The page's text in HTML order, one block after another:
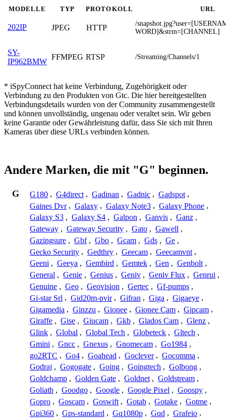
MODELLE TYP PROTOKOLL URL
202IP JPEG HTTP
/
WORD]&strm=[CHANNEL]
SY-
IP962BMW
FFMPEG RTSP /Streaming/Channels/1
* iSpyConnect hat keine Verbindung, Zugehörigkeit oder
Verbindung zu den Produkten von Gtc. Die hier bereitgestellten
Verbindungsdetails wurden von der Community zusammengestellt
und können unvollständig, ungenau oder veraltet sein. Wir geben
keine Garantie oder Gewährleistung dafür, dass Sie sich mit Ihren
Kameras über diese URLs verbinden können.
Andere Marken, die mit "G" beginnen.
G G180 , G4direct , Gadinan , Gadnic , Gadspot ,
Gaines Dvr , Galaxy , Galaxy Note3 , Galaxy Phone ,
Galaxy S3 , Galaxy S4 , Galpon , Ganvis , Ganz ,
Gateway , Gateway Security , Gato , Gawell ,
Gazingsure , Gbf , Gbo , Gcam , Gds , Ge ,
Gecko Security , Gedthry , Geecam , Geecamvnt ,
Geeni , Geeya , Gembird , Gemtek , Gen , Genbolt ,
General , Genie , Genius , Geniv , Geniv Flux , Genrui ,
Genuine , Geo , Geovision , Gertec , Gf-pumps ,
Gi-star Srl , Gid20m-pvir , Gifran , Giga , Gigaeye ,
Gigamedia , Ginzzu , Gionee , Gionee Cam , Gipcam ,
Giraffe , Gise , Giucam , Gkb , Glados Cam , Glenz ,
Glink , Global , Global Tech , Globeteck , Gltech ,
Gmini , Gncc , Gnexus , Gnomecam , Go1984 ,
go2RTC , Go4 , Goahead , Goclever , Gocomma ,
Godraj , Gogogate , Going , Goingtech , Golbong ,
Goldchamp , Golden Gate , Goldnet , Goldstream ,
Goliath , Goodgo , Google , Google Pixel , Goospy ,
Gopro , Goscam , Goswift , Gotab , Gotake , Gotme ,
Gpi360 , Gps-standard , Gq1080p , Gqd , Grafeio ,